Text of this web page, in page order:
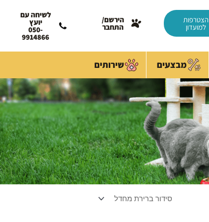
הצטרפות
למועדון
הירשם/
התחבר
לשיחה עם
יועץ
050-
9914866
מבצעים שירותים